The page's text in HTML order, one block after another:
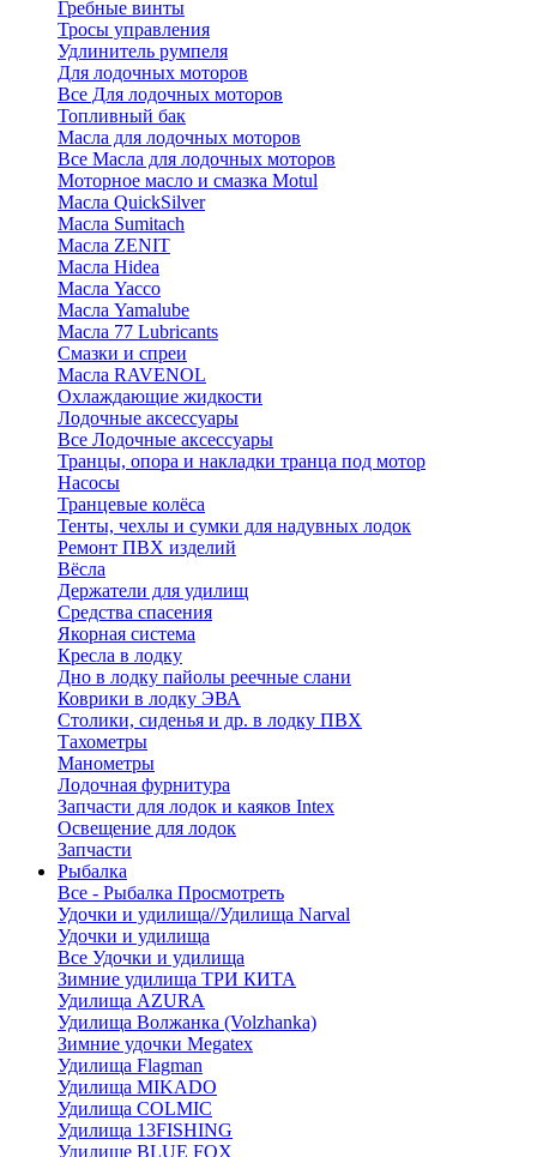
Гребные винты
Тросы управления
Удлинитель румпеля
Для лодочных моторов
Все Для лодочных моторов
Топливный бак
Масла для лодочных моторов
Все Масла для лодочных моторов
Моторное масло и смазка Motul
Масла QuickSilver
Масла Sumitach
Масла ZENIT
Масла Hidea
Масла Yacco
Масла Yamalube
Масла 77 Lubricants
Смазки и спреи
Масла RAVENOL
Охлаждающие жидкости
Лодочные аксессуары
Все Лодочные аксессуары
Транцы, опора и накладки транца под мотор
Насосы
Транцевые колёса
Тенты, чехлы и сумки для надувных лодок
Ремонт ПВХ изделий
Вёсла
Держатели для удилищ
Средства спасения
Якорная система
Кресла в лодку
Дно в лодку пайолы реечные слани
Коврики в лодку ЭВА
Столики, сиденья и др. в лодку ПВХ
Тахометры
Манометры
Лодочная фурнитура
Запчасти для лодок и каяков Intex
Освещение для лодок
Запчасти
Рыбалка
Все - Рыбалка Просмотреть
Удочки и удилища//Удилища Narval
Удочки и удилища
Все Удочки и удилища
Зимние удилища ТРИ КИТА
Удилища AZURA
Удилища Волжанка (Volzhanka)
Зимние удочки Megatex
Удилища Flagman
Удилища MIKADO
Удилища COLMIC
Удилища 13FISHING
Удилище BLUE FOX